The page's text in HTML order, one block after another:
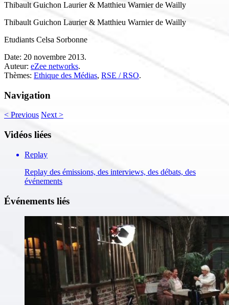
Thibault Guichon Laurier & Matthieu Warnier de Wailly
Thibault Guichon Laurier & Matthieu Warnier de Wailly
Etudiants Celsa Sorbonne
Date: 20 novembre 2013.
Auteur: eZee networks.
Thèmes: Ethique des Médias, RSE / RSO.
Navigation
< Previous Next>
Vidéos liées
Replay
Replay des émissions, des interviews, des débats, des
événements
Événements liés